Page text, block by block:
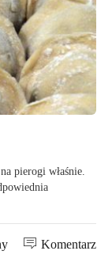
pierogi właśnie.
Komentarz